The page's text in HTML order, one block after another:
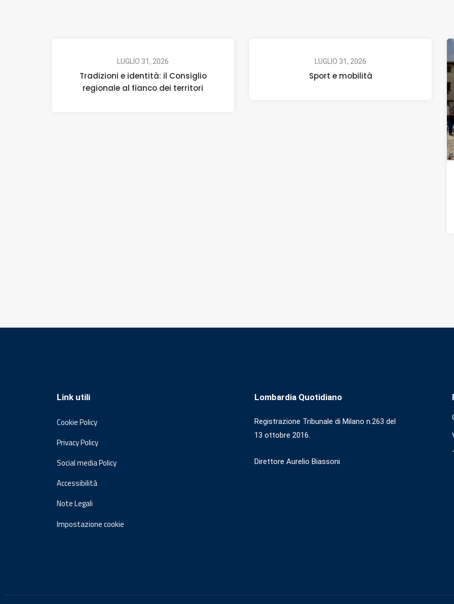
LUGLIO 31, 2026
Tradizioni e identità: il Consiglio
regionale al fianco dei territori
LUGLIO 31, 2026
Sport e mobilità
Link utili
Cookie Policy
Privacy Policy
Social media Policy
Accessibilità
Note Legali
Impostazione cookie
Lombardia Quotidiano
Registrazione Tribunale di Milano n.263 del
13 ottobre 2016.
Direttore Aurelio Biassoni